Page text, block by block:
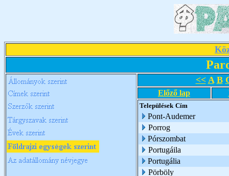
<< A B
Előző lap
Települések Cím
Pont-Audemer
Porrog
Pórszombat
Portugáila
Portugália
Pörböly